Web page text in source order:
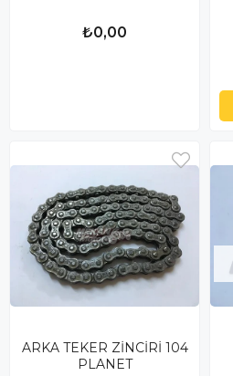
₺0,00
ARKA TEKER ZİNCİRİ 104
PLANET